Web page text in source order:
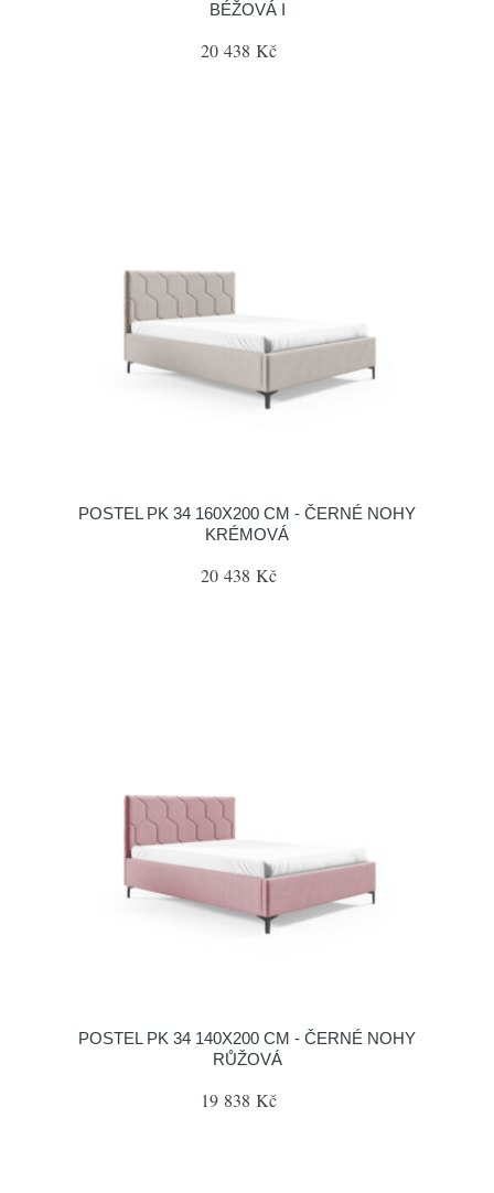
BÉŽOVÁ I
20 438 Kč
POSTEL PK 34 160X200 CM - ČERNÉ NOHY
KRÉMOVÁ
20 438 Kč
POSTEL PK 34 140X200 CM - ČERNÉ NOHY
RŮŽOVÁ
19 838 Kč